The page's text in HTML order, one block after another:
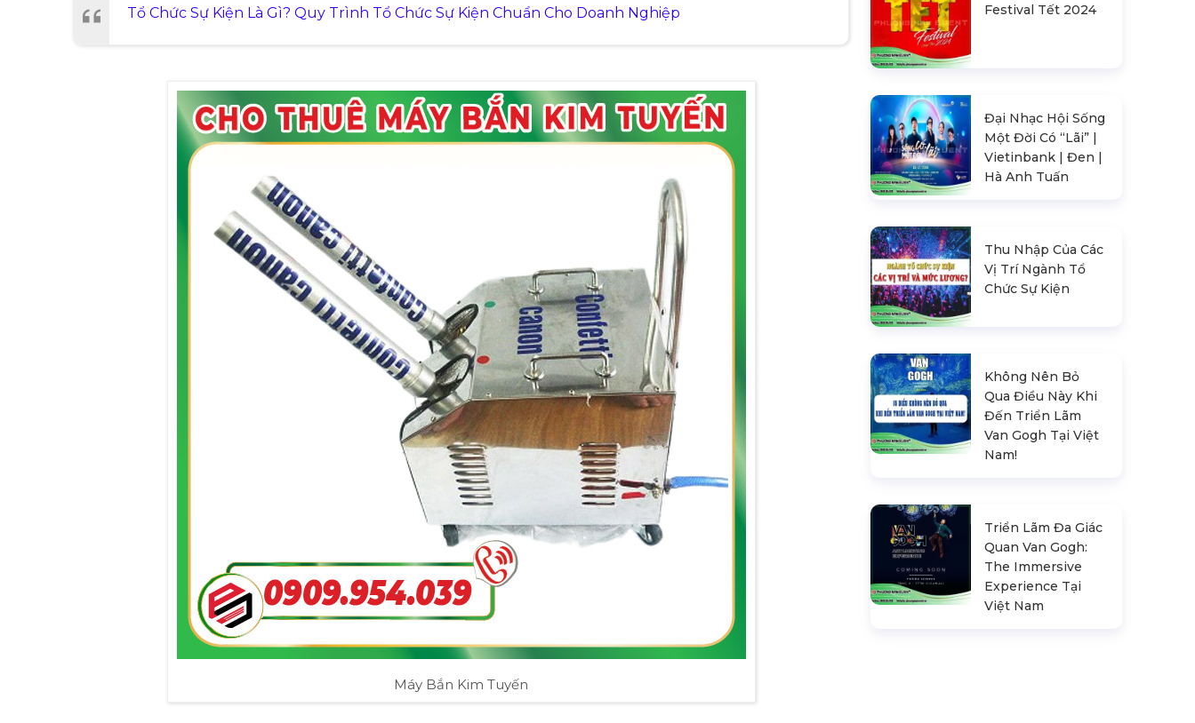
Tổ Chức Sự Kiện Là Gì? Quy Trình Tổ Chức Sự Kiện Chuẩn Cho Doanh Nghiệp
Máy Bắn Kim Tuyến
Festival Tết 2024
Đại Nhạc Hội Sống
Một Đời Có “Lãi” |
Vietinbank | Đen |
Hà Anh Tuấn
Thu Nhập Của Các
Vị Trí Ngành Tổ
Chức Sự Kiện
Không Nên Bỏ
Qua Điều Này Khi
Đến Triển Lãm
Van Gogh Tại Việt
Nam!
Triển Lãm Đa Giác
Quan Van Gogh:
The Immersive
Experience Tại
Việt Nam